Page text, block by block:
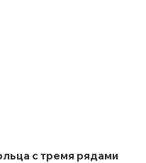
с тремя рядами